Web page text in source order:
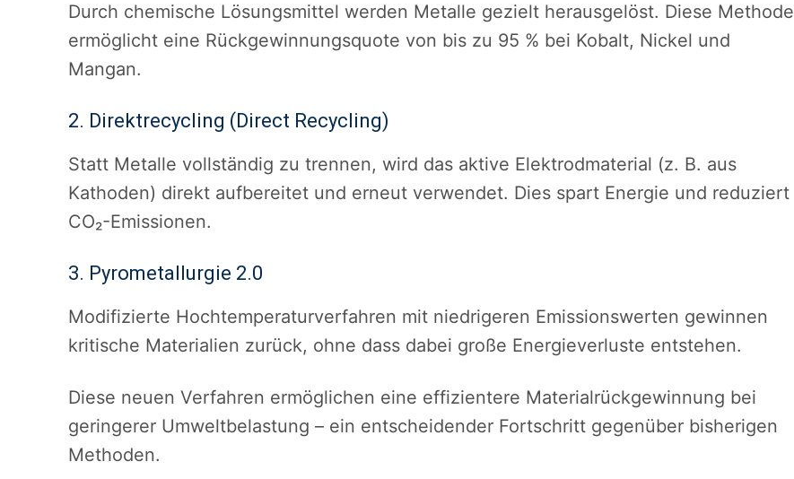
Durch chemische Lösungsmittel werden Metalle gezielt herausgelöst. Diese Methode
ermöglicht eine Rückgewinnungsquote von bis zu 95 % bei Kobalt, Nickel und
Mangan.
2. Direktrecycling (Direct Recycling)
Statt Metalle vollständig zu trennen, wird das aktive Elektrodmaterial (z. B. aus
Kathoden) direkt aufbereitet und erneut verwendet. Dies spart Energie und reduziert
CO₂-Emissionen.
3. Pyrometallurgie 2.0
Modifizierte Hochtemperaturverfahren mit niedrigeren Emissionswerten gewinnen
kritische Materialien zurück, ohne dass dabei große Energieverluste entstehen.
Diese neuen Verfahren ermöglichen eine effizientere Materialrückgewinnung bei
geringerer Umweltbelastung – ein entscheidender Fortschritt gegenüber bisherigen
Methoden.